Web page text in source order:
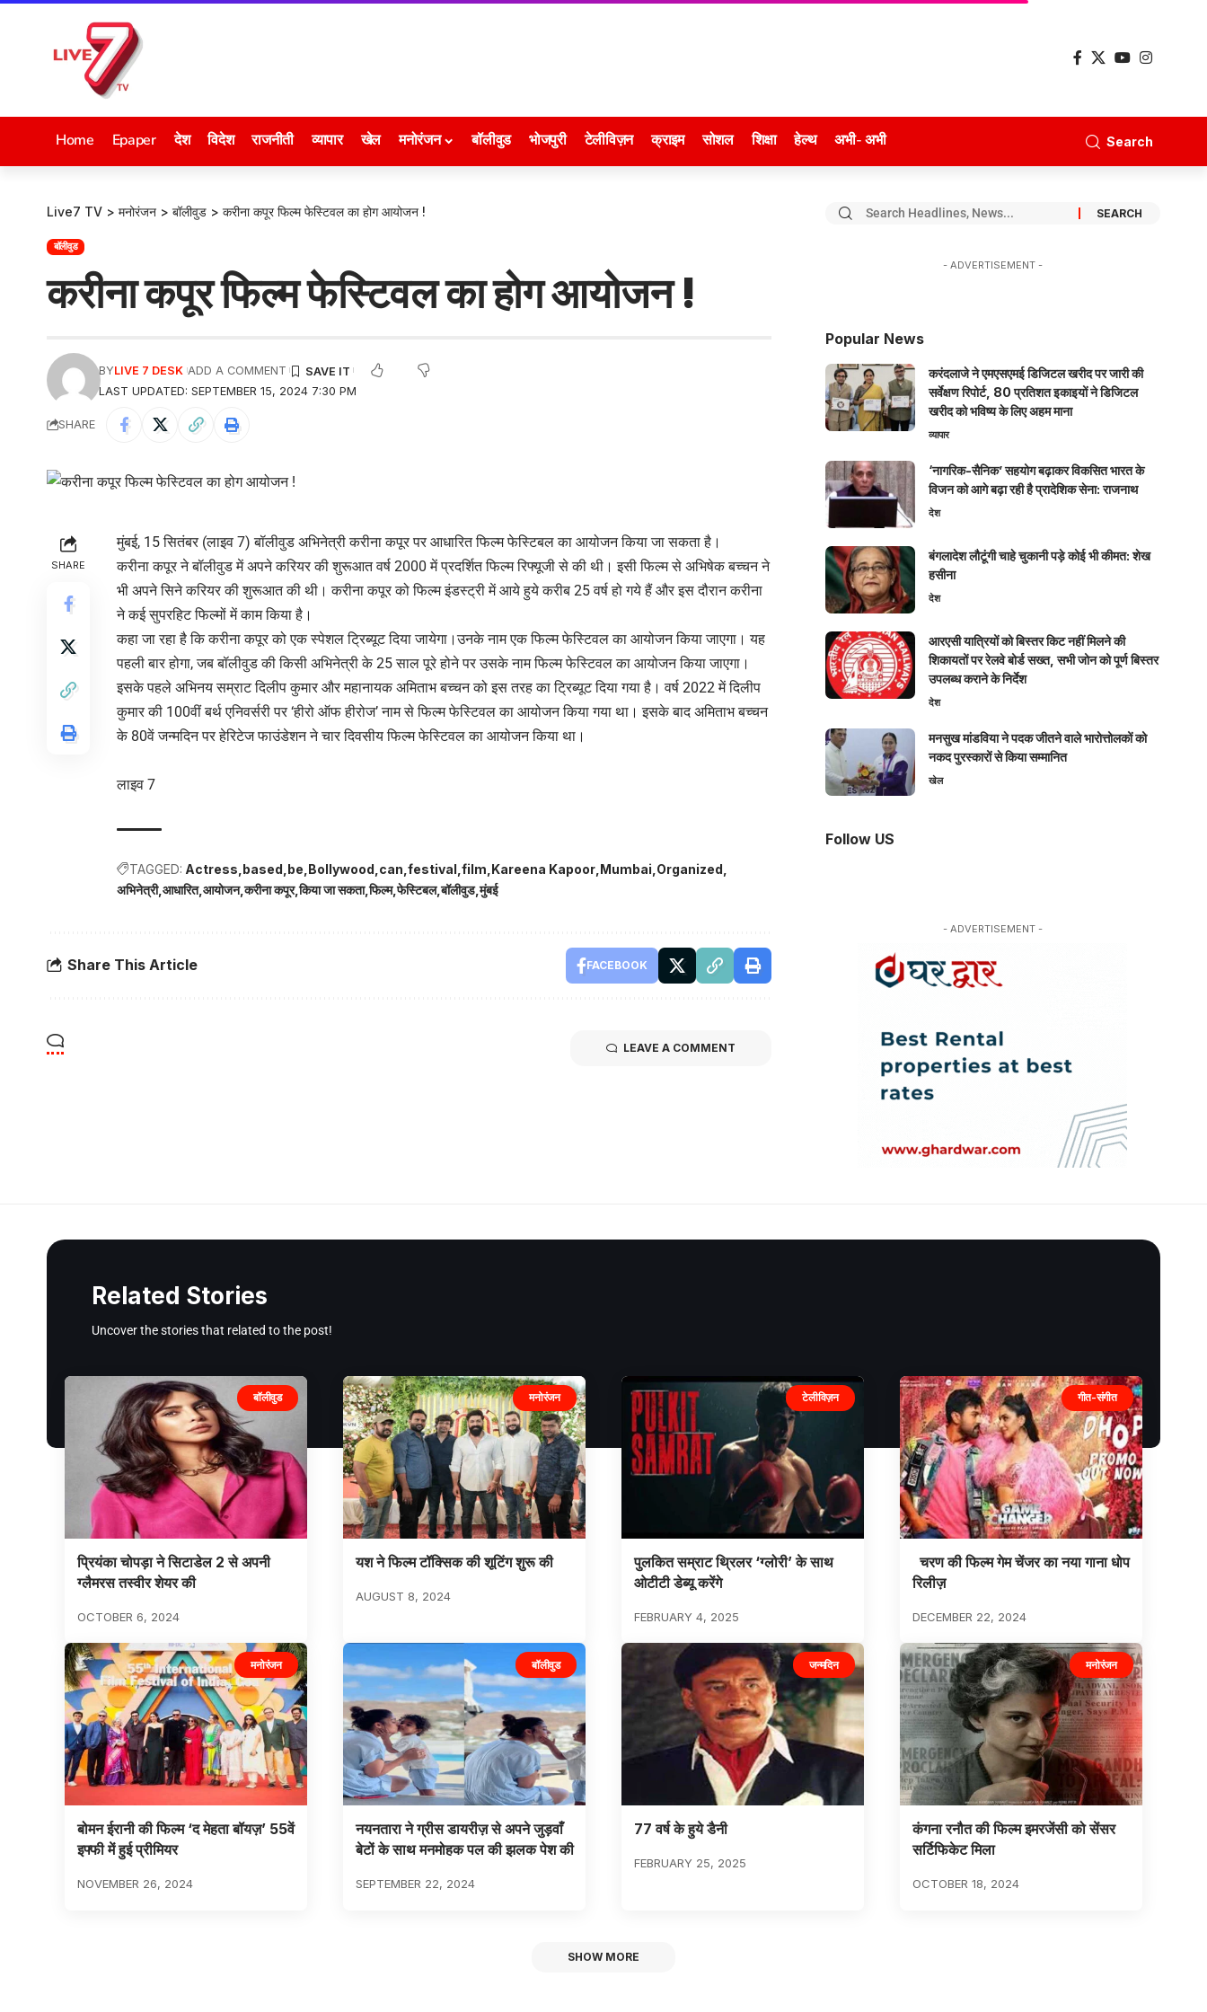
Home Epaper देश विदेश राजनीती व्यापार खेल मनोरंजन बॉलीवुड भोजपुरी टेलीविज़न क्राइम सोशल शिक्षा हेल्थ अभी- अभी Search
Live7 TV > मनोरंजन > बॉलीवुड > करीना कपूर फिल्म फेस्टिवल का होग आयोजन !
बॉलीवुड
करीना कपूर फिल्म फेस्टिवल का होग आयोजन !
LAST UPDATED: SEPTEMBER 15, 2024 7:30 PM
BYLIVE 7 DESK ADD A COMMENT
SHARE
SHARE
मुंबई, 15 सितंबर (लाइव 7) बॉलीवुड अभिनेत्री करीना कपूर पर आधारित फिल्म फेस्टिबल का आयोजन किया जा सकता है।
करीना कपूर ने बॉलीवुड में अपने करियर की शुरूआत वर्ष 2000 में प्रदर्शित फिल्म रिफ्यूजी से की थी। इसी फिल्म से अभिषेक बच्चन ने
भी अपने सिने करियर की शुरूआत की थी। करीना कपूर को फिल्म इंडस्ट्री में आये हुये करीब 25 वर्ष हो गये हैं और इस दौरान करीना
ने कई सुपरहिट फिल्मों में काम किया है।
कहा जा रहा है कि करीना कपूर को एक स्पेशल ट्रिब्यूट दिया जायेगा।उनके नाम एक फिल्म फेस्टिवल का आयोजन किया जाएगा। यह
पहली बार होगा, जब बॉलीवुड की किसी अभिनेत्री के 25 साल पूरे होने पर उसके नाम फिल्म फेस्टिवल का आयोजन किया जाएगा।
इसके पहले अभिनय सम्राट दिलीप कुमार और महानायक अमिताभ बच्चन को इस तरह का ट्रिब्यूट दिया गया है। वर्ष 2022 में दिलीप
कुमार की 100वीं बर्थ एनिवर्सरी पर ‘हीरो ऑफ हीरोज’ नाम से फिल्म फेस्टिवल का आयोजन किया गया था। इसके बाद अमिताभ बच्चन
के 80वें जन्मदिन पर हेरिटेज फाउंडेशन ने चार दिवसीय फिल्म फेस्टिवल का आयोजन किया था।
लाइव 7
TAGGED: Actress based be Bollywood can festival film Kareena Kapoor Mumbai Organized
अभिनेत्री आधारित आयोजन करीना कपूर किया जा सकता फिल्म फेस्टिबल बॉलीवुड मुंबई
Share This Article FACEBOOK
LEAVE A COMMENT
- ADVERTISEMENT -
Popular News
करंदलाजे ने एमएसएमई डिजिटल खरीद पर जारी की
सर्वेक्षण रिपोर्ट, 80 प्रतिशत इकाइयों ने डिजिटल
खरीद को भविष्य के लिए अहम माना
व्यापार
‘नागरिक-सैनिक’ सहयोग बढ़ाकर विकसित भारत के
विजन को आगे बढ़ा रही है प्रादेशिक सेना: राजनाथ
देश
बंगलादेश लौटूंगी चाहे चुकानी पड़े कोई भी कीमत: शेख
हसीना
देश
आरएसी यात्रियों को बिस्तर किट नहीं मिलने की
शिकायतों पर रेलवे बोर्ड सख्त, सभी जोन को पूर्ण बिस्तर
उपलब्ध कराने के निर्देश
देश
मनसुख मांडविया ने पदक जीतने वाले भारोत्तोलकों को
नकद पुरस्कारों से किया सम्मानित
खेल
Follow US
- ADVERTISEMENT -
Related Stories
Uncover the stories that related to the post!
बॉलीवुड
प्रियंका चोपड़ा ने सिटाडेल 2 से अपनी
ग्लैमरस तस्वीर शेयर की
OCTOBER 6, 2024
मनोरंजन
यश ने फिल्म टॉक्सिक की शूटिंग शुरू की
AUGUST 8, 2024
टेलीविज़न
पुलकित सम्राट थ्रिलर ‘ग्लोरी’ के साथ
ओटीटी डेब्यू करेंगे
FEBRUARY 4, 2025
गीत-संगीत
चरण की फिल्म गेम चेंजर का नया गाना धोप
रिलीज़
DECEMBER 22, 2024
मनोरंजन
बोमन ईरानी की फिल्म ‘द मेहता बॉयज़’ 55वें
इफ्फी में हुई प्रीमियर
NOVEMBER 26, 2024
बॉलीवुड
नयनतारा ने ग्रीस डायरीज़ से अपने जुड़वाँ
बेटों के साथ मनमोहक पल की झलक पेश की
SEPTEMBER 22, 2024
जन्मदिन
77 वर्ष के हुये डैनी
FEBRUARY 25, 2025
मनोरंजन
कंगना रनौत की फिल्म इमरजेंसी को सेंसर
सर्टिफिकेट मिला
OCTOBER 18, 2024
SHOW MORE